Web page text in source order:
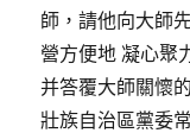
師，請他向大師
營方便地 凝心聚
并答覆大師關懷
壯族自治區黨委